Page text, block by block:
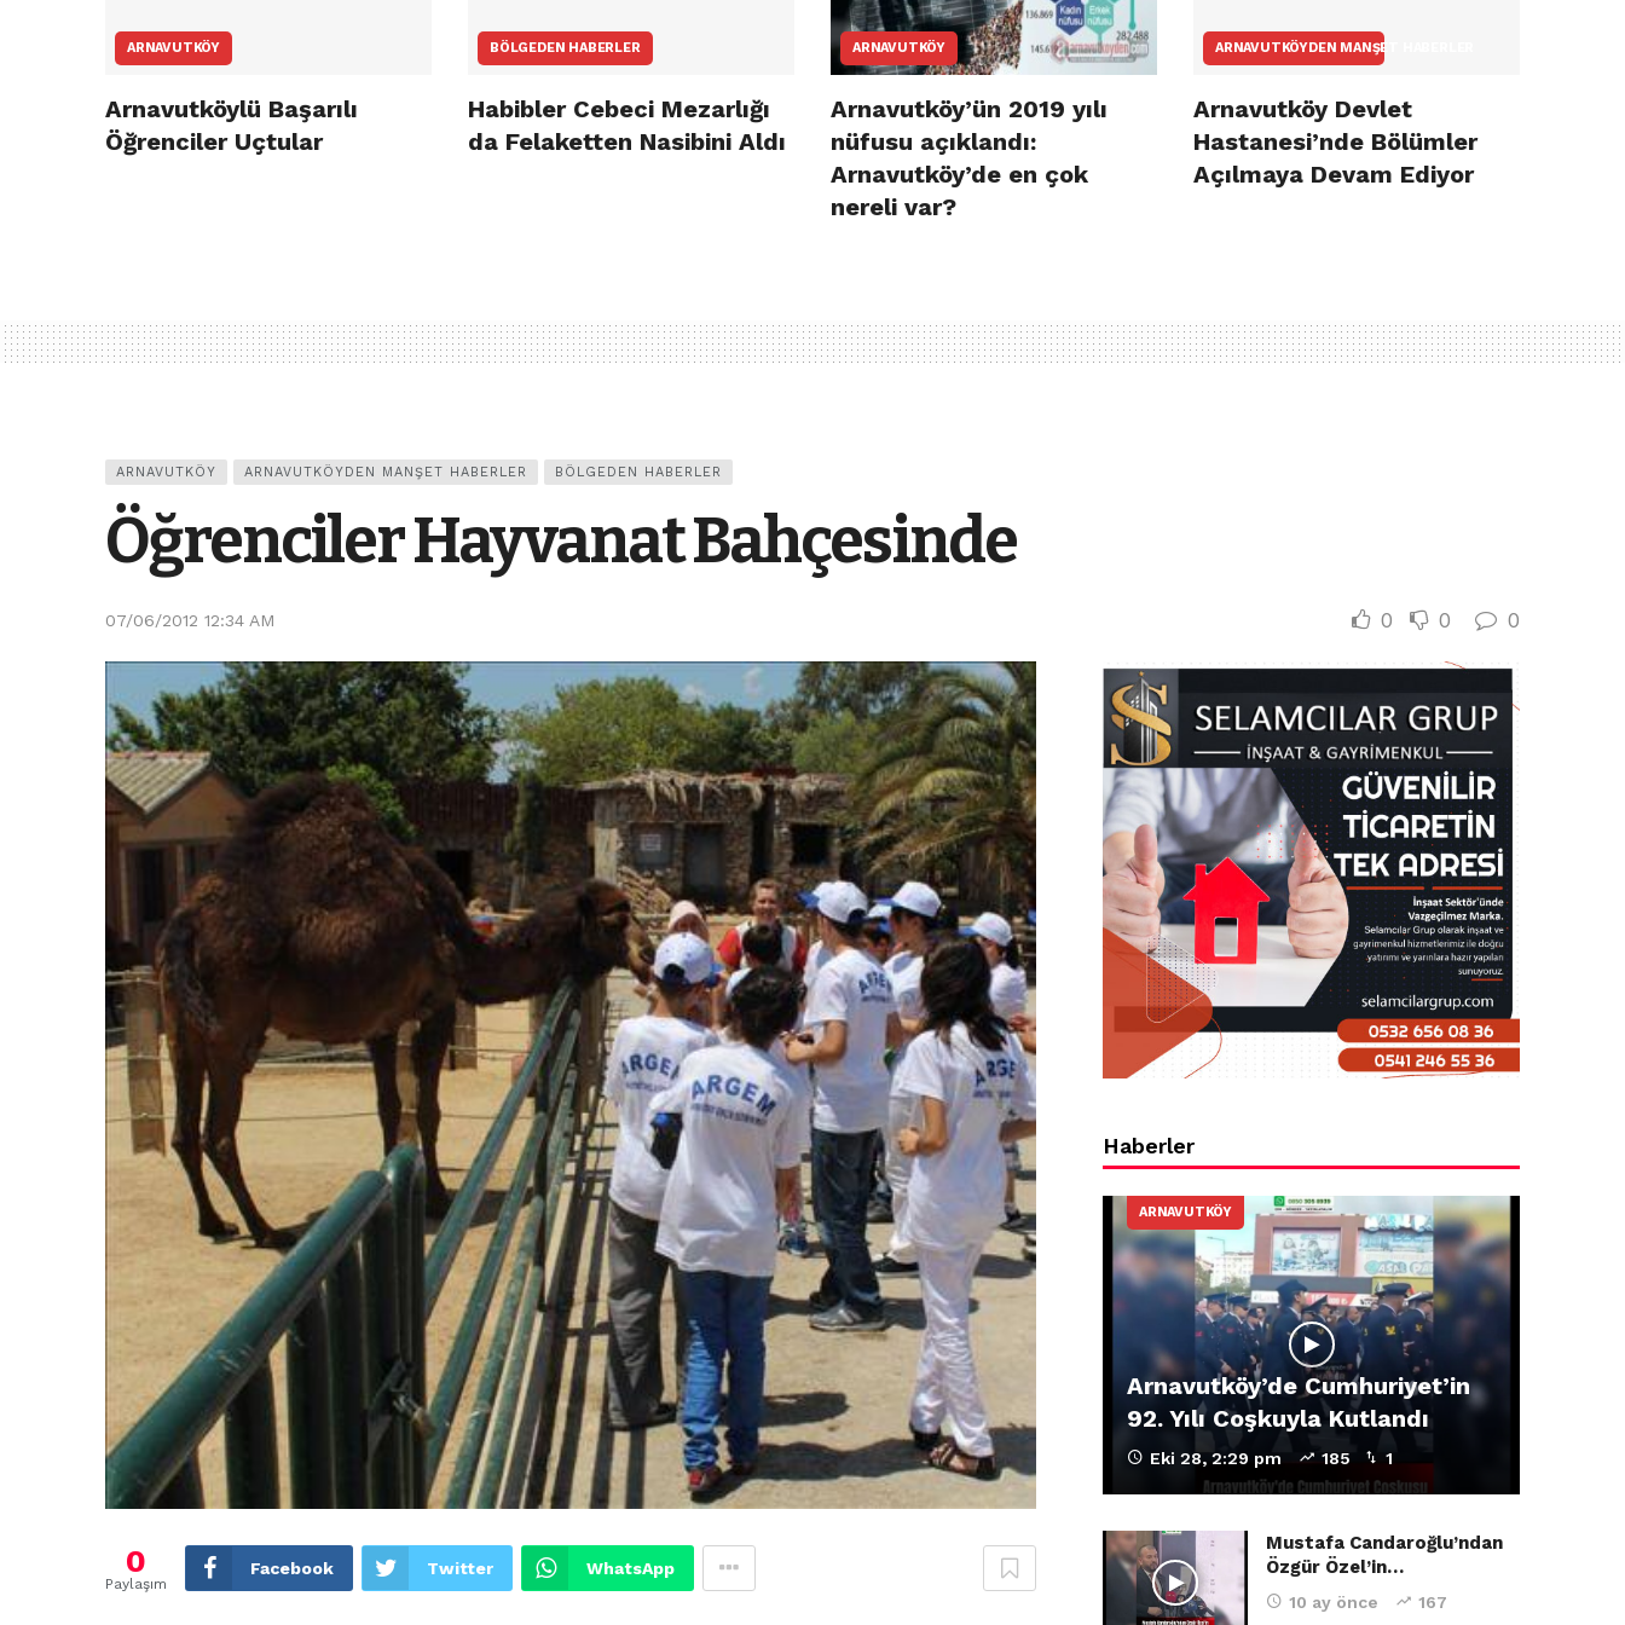
ARNAVUTKÖY
Arnavutköylü Başarılı
Öğrenciler Uçtular
BÖLGEDEN HABERLER
Habibler Cebeci Mezarlığı
da Felaketten Nasibini Aldı
ARNAVUTKÖY
Arnavutköy’ün 2019 yılı
nüfusu açıklandı:
Arnavutköy’de en çok
nereli var?
ARNAVUTKÖYDEN MANŞET HABERLER
Arnavutköy Devlet
Hastanesi’nde Bölümler
Açılmaya Devam Ediyor
ARNAVUTKÖY ARNAVUTKÖYDEN MANŞET HABERLER BÖLGEDEN HABERLER
Öğrenciler Hayvanat Bahçesinde
07/06/2012 12:34 AM 0 0 0
0
Paylaşım
Facebook Twitter WhatsApp
Haberler
ARNAVUTKÖY
Arnavutköy’de Cumhuriyet’in
92. Yılı Coşkuyla Kutlandı
Eki 28, 2:29 pm 185 1
Mustafa Candaroğlu’ndan
Özgür Özel’in…
10 ay önce 167